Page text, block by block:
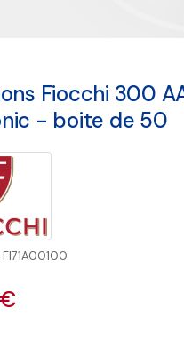
Fiocchi 300
- boite de 50
FI71A00100